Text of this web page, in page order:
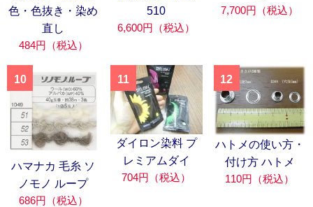
色・色抜き・染め
直し
484円（税込）
510
6,600円（税込）
7,700円（税込）
10
ハマナカ 毛糸 ソ
ノモノ ループ
686円（税込）
11
ダイロン染料 プ
レミアムダイ
704円（税込）
12
ハトメの使い方・
付け方 ハトメ
110円（税込）